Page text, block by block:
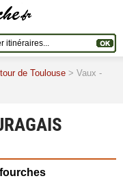
de Toulouse > Vaux -